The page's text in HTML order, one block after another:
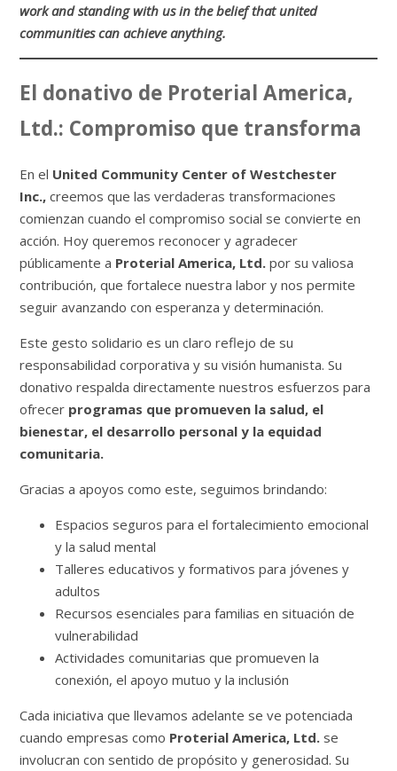
work and standing with us in the belief that united
communities can achieve anything.
El donativo de Proterial America,
Ltd.: Compromiso que transforma
En el United Community Center of Westchester
Inc.,creemos que las verdaderas transformaciones
comienzan cuando el compromiso social se convierte en
acción. Hoy queremos reconocer y agradecer
públicamente a Proterial America, Ltd.por su valiosa
contribución, que fortalece nuestra labor y nos permite
seguir avanzando con esperanza y determinación.
Este gesto solidario es un claro reflejo de su
responsabilidad corporativa y su visión humanista. Su
donativo respalda directamente nuestros esfuerzos para
ofrecer programas que promueven la salud, el
bienestar, el desarrollo personal y la equidad
comunitaria.
Gracias a apoyos como este, seguimos brindando:
Espacios seguros para el fortalecimiento emocional
y la salud mental
Talleres educativos y formativos para jóvenes y
adultos
Recursos esenciales para familias en situación de
vulnerabilidad
Actividades comunitarias que promueven la
conexión, el apoyo mutuo y la inclusión
Cada iniciativa que llevamos adelante se ve potenciada
cuando empresas como Proterial America, Ltd.se
involucran con sentido de propósito y generosidad. Su